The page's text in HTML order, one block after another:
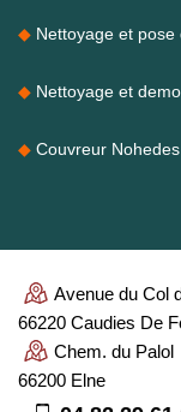
Nettoyage et
Nettoyage et
Couvreur Nohedes
Avenue du Col
66220 Caudies De
Chem. du Palol
66200 Elne